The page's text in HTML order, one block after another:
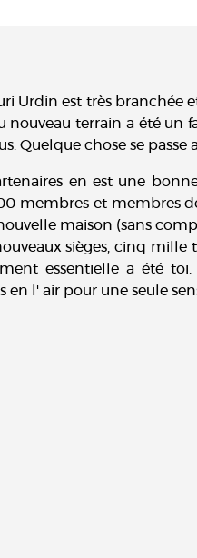
Urdin est très branchée
terrain a été un
Quelque chose se passe
en est une
membres et membres
maison (sans
sièges, cinq mille
essentielle a été
l' air pour une seule